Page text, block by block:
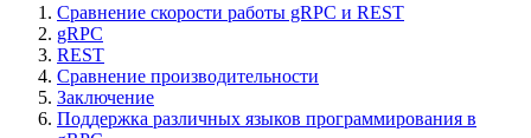
Сравнение скорости работы gRPC и REST
gRPC
REST
Сравнение производительности
Заключение
Поддержка различных языков программирования в